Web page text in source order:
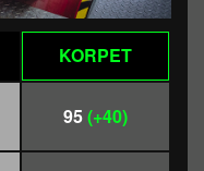
KORPET
95(+40)